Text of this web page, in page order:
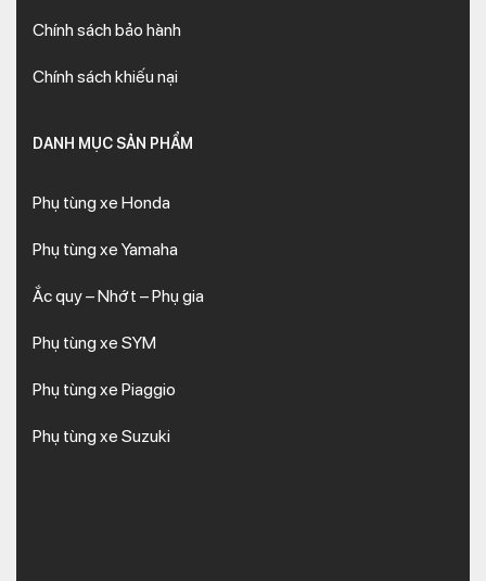
Chính sách bảo hành
Chính sách khiếu nại
DANH MỤC SẢN PHẨM
Phụ tùng xe Honda
Phụ tùng xe Yamaha
Ắc quy – Nhớt – Phụ gia
Phụ tùng xe SYM
Phụ tùng xe Piaggio
Phụ tùng xe Suzuki